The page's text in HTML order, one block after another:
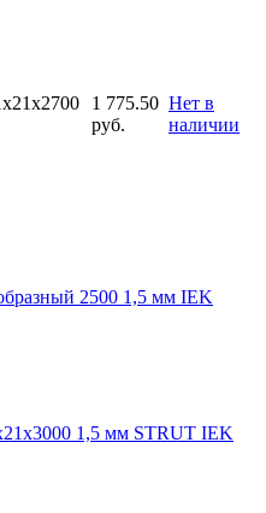
1 775.50
руб.
Нет в
наличии
2500 1,5 мм IEK
1,5 мм STRUT IEK